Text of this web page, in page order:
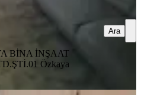
BİNA İNŞAAT
01 Özkaya
Ara